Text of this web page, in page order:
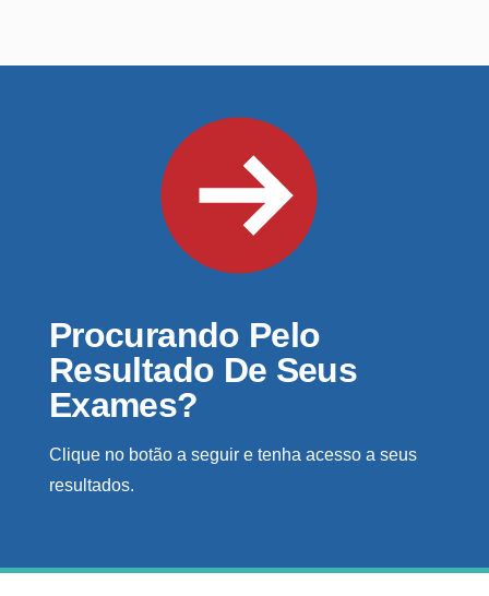
Procurando Pelo
Resultado De Seus
Exames?
Clique no botão a seguir e tenha acesso a seus
resultados.